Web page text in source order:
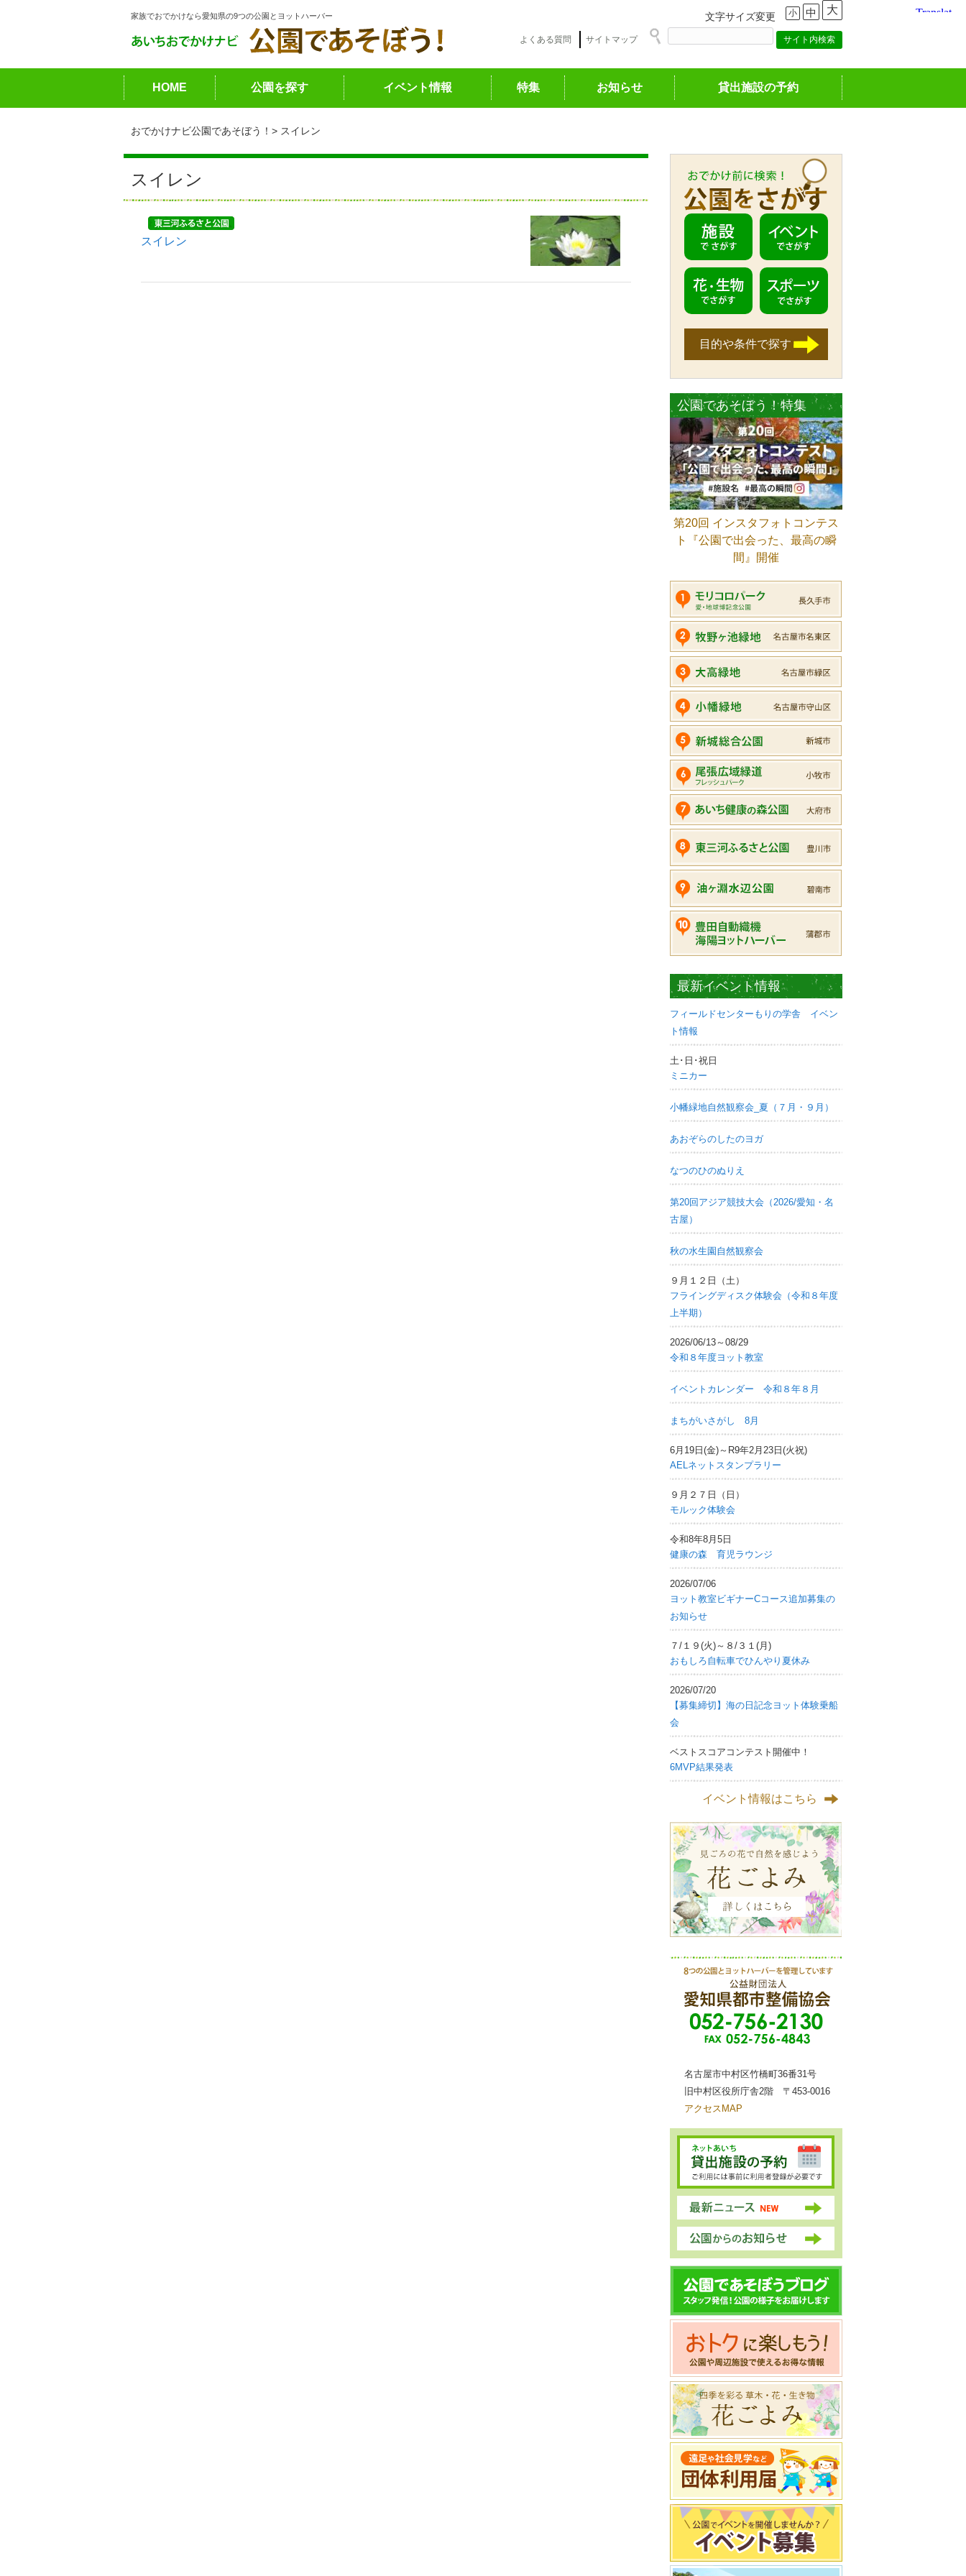
家族でおでかけなら愛知県の9つの公園とヨットハーバー 文字サイズ変更 小 中 大
よくある質問 サイトマップ
HOME 公園を探す イベント情報 特集 お知らせ 貸出施設の予約
おでかけナビ公園であそぼう！ スイレン
スイレン
スイレン
目的や条件で探す
公園であそぼう！特集
第20回 インスタフォトコンテス
ト『公園で出会った、最高の瞬
間』開催
最新イベント情報
フィールドセンターもりの学舎 イベン
ト情報
土･日･祝日
ミニカー
小幡緑地自然観察会_夏（７月・９月）
あおぞらのしたのヨガ
なつのひのぬりえ
第20回アジア競技大会（2026/愛知・名
古屋）
秋の水生園自然観察会
９月１２日（土）
フライングディスク体験会（令和８年度
上半期）
2026/06/13～08/29
令和８年度ヨット教室
イベントカレンダー 令和８年８月
まちがいさがし 8月
6月19日(金)～R9年2月23日(火祝)
AELネットスタンプラリー
９月２７日（日）
モルック体験会
令和8年8月5日
健康の森 育児ラウンジ
2026/07/06
ヨット教室ビギナーCコース追加募集の
お知らせ
７/１９(火)～８/３１(月)
おもしろ自転車でひんやり夏休み
2026/07/20
【募集締切】海の日記念ヨット体験乗船
会
ベストスコアコンテスト開催中！
6MVP結果発表
イベント情報はこちら
名古屋市中村区竹橋町36番31号
旧中村区役所庁舎2階 〒453-0016
アクセスMAP